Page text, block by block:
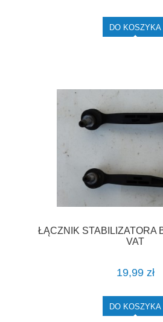
DO KOSZYKA
ŁĄCZNIK STABILIZATORA
VAT
19,99 zł
DO KOSZYKA